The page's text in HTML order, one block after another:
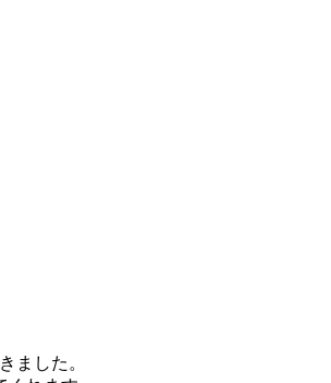
ました。